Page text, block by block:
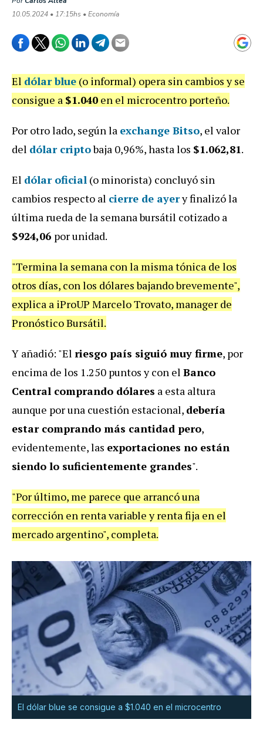
10.05.2024 • 17:15hs • Economía
El dólar blue (o informal) opera sin cambios y se
consigue a $1.040 en el microcentro porteño.
Por otro lado, según la exchange Bitso, el valor
del dólar criptobaja 0,96%, hasta los $1.062,81.
El dólar oficial (o minorista) concluyó sin
cambios respecto al cierre de ayery finalizó la
última rueda de la semana bursátil cotizado a
$924,06 por unidad.
"Termina la semana con la misma tónica de los
otros días, con los dólares bajando brevemente",
explica a iProUP Marcelo Trovato, manager de
Pronóstico Bursátil.
Y añadió: "El riesgo país siguió muy firme, por
encima de los 1.250 puntos y con el Banco
Central comprando dólares a esta altura
aunque por una cuestión estacional, debería
estar comprando más cantidad pero,
evidentemente, las exportaciones no están
siendo lo suficientemente grandes".
"Por último, me parece que arrancó una
corrección en renta variable y renta fija en el
mercado argentino", completa.
El dólar blue se consigue a $1.040 en el microcentro